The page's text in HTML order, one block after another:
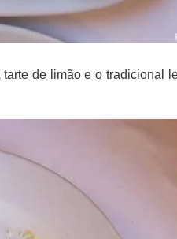
de limão e o tradicional